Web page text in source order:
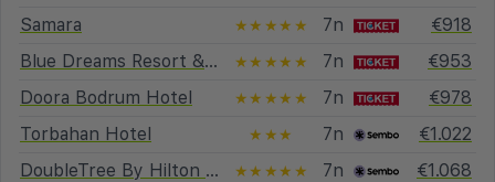
Samara
★★★★★ 7n
€918
Blue Dreams Resort & SPA
★★★★★ 7n
€953
Doora Bodrum Hotel
★★★★★ 7n
€978
Torbahan Hotel
★★★ 7n
€1.022
DoubleTree By Hilton Bodrum Isl Club Resort
★★★★★ 7n
€1.068